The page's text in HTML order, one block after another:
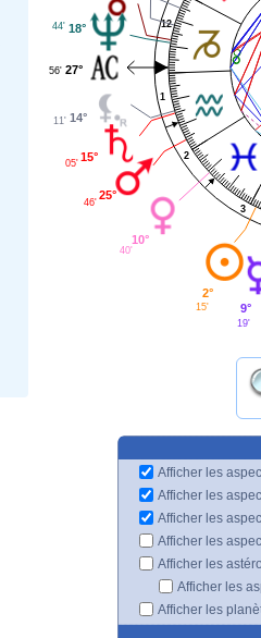
1
2
3
12
18°
44'
27°
56'
14°
11'
15°
05'
25°
46'
10°
40'
2°
15' 9°
19'
Afficher les
Afficher les
Afficher les
Afficher les
Afficher les
Afficher les
Afficher les